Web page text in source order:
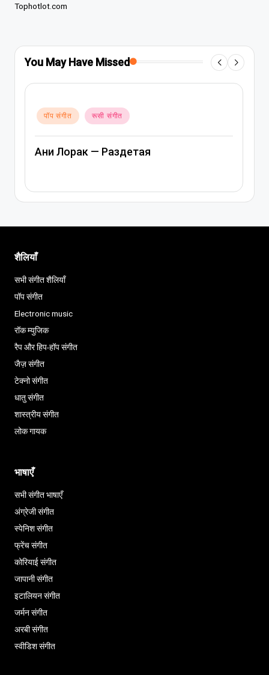
Tophotlot.com
You May Have Missed
Posted
in
पॉप संगीत रूसी संगीत
Ани Лорак — Лабиринт
शैलियाँ
सभी संगीत शैलियाँ
पॉप संगीत
Electronic music
रॉक म्युजिक
रैप और हिप-हॉप संगीत
जैज़ संगीत
टेक्नो संगीत
धातु संगीत
शास्त्रीय संगीत
लोक गायक
भाषाएँ
सभी संगीत भाषाएँ
अंग्रेजी संगीत
स्पेनिश संगीत
फ्रेंच संगीत
कोरियाई संगीत
जापानी संगीत
इटालियन संगीत
जर्मन संगीत
अरबी संगीत
स्वीडिश संगीत